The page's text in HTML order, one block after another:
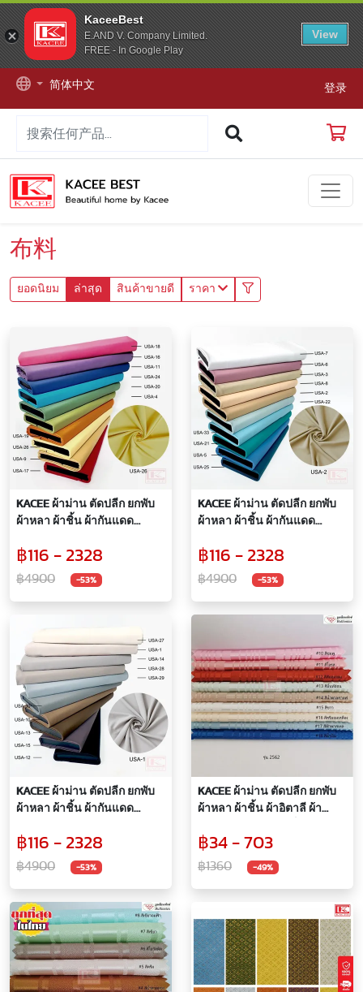
KaceeBest
E.AND V. Company Limited.
FREE - In Google Play
View
简体中文 登录
布料
ยอดนิยม ล่าสุด สินค้าขายดี ราคา
KACEE ผ้าม่าน ตัดปลีก ยกพับ
ผ้าหลา ผ้าชิ้น ผ้ากันแดด
สัมผัสนุ่ม รุ่น USA
฿116 - 2328
฿4900 -53%
KACEE ผ้าม่าน ตัดปลีก ยกพับ
ผ้าหลา ผ้าชิ้น ผ้ากันแดด
สัมผัสนุ่ม รุ่น USA
฿116 - 2328
฿4900 -53%
KACEE ผ้าม่าน ตัดปลีก ยกพับ
ผ้าหลา ผ้าชิ้น ผ้ากันแดด
สัมผัสนุ่ม รุ่น USA
฿116 - 2328
฿4900 -53%
KACEE ผ้าม่าน ตัดปลีก ยกพับ
ผ้าหลา ผ้าชิ้น ผ้าอิตาลี ผ้า
รหัส 2562
฿34 - 703
฿1360 -49%